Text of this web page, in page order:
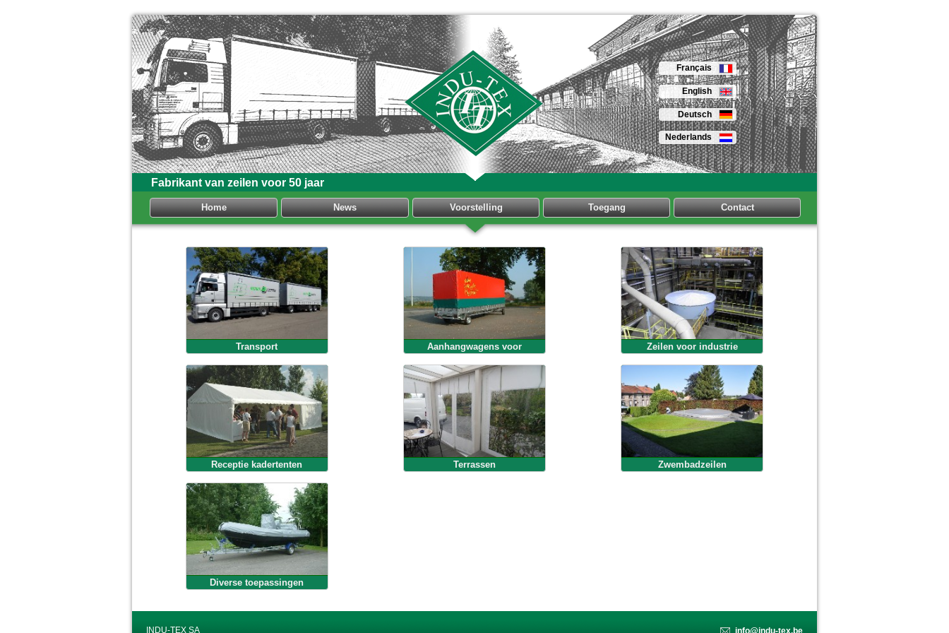
Fabrikant van zeilen voor 50 jaar
Français
English
Deutsch
Nederlands
Home News Voorstelling Toegang Contact
Transport
Aanhangwagens voor
Zeilen voor industrie
Receptie kadertenten Terrassen Zwembadzeilen
Diverse toepassingen
INDU-TEX SA info@indu-tex.be